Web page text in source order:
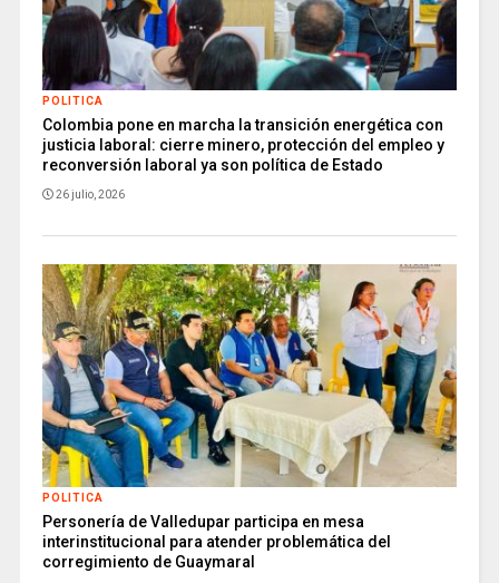
POLITICA
Colombia pone en marcha la transición energética con
justicia laboral: cierre minero, protección del empleo y
reconversión laboral ya son política de Estado
26 julio, 2026
POLITICA
Personería de Valledupar participa en mesa
interinstitucional para atender problemática del
corregimiento de Guaymaral